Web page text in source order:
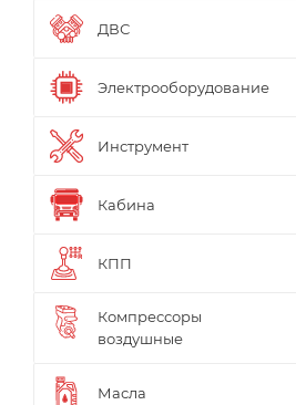
ДВС
Электрооборудование
Инструмент
Кабина
КПП
Компрессоры
воздушные
Масла